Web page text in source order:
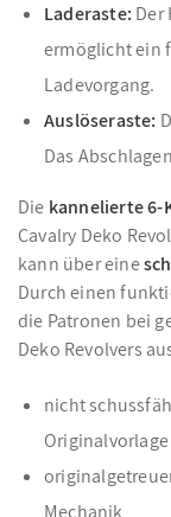
Laderaste: Der
ermöglicht ein
Ladevorgang.
Auslöseraste:
Das
Die kannelierte 6-
Cavalry Deko
kann über eine
Durch einen
die Patronen bei
Deko Revolvers
nicht
Originalvorlage
Mechanik